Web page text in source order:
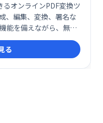
オンラインPDF変換ツ
、編集、変換、署名な
能を備えながら、無料
らビジネス利用まで幅
を操作したい方に最適
る